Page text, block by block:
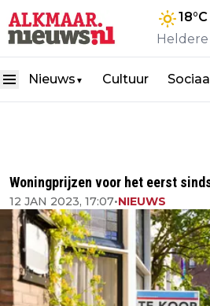
18°C
Heldere
Nieuws ▼ Cultuur
Woningprijzen voor het eerst
12 JAN 2023, 17:07•NIEUWS